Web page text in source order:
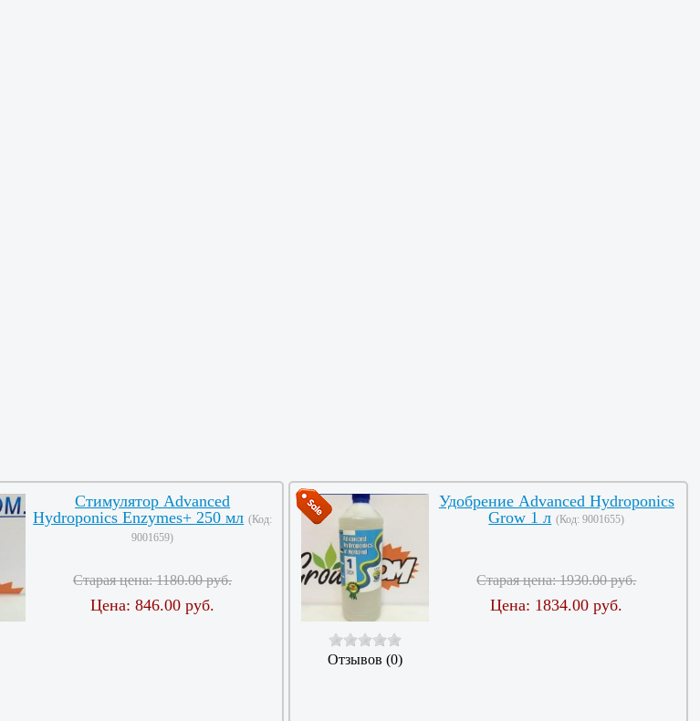
Стимулятор Advanced
Hydroponics Enzymes+ 250 мл (Код:
9001659)
Старая цена:1180.00 руб.
Цена:846.00 руб.
Отзывов (0)
Удобрение Advanced Hydroponics
Grow 1 л (Код:9001655)
Старая цена:1930.00 руб.
Цена: 1834.00 руб.